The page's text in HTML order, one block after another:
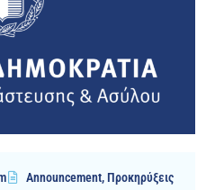
Announcement,Προκηρύξεις